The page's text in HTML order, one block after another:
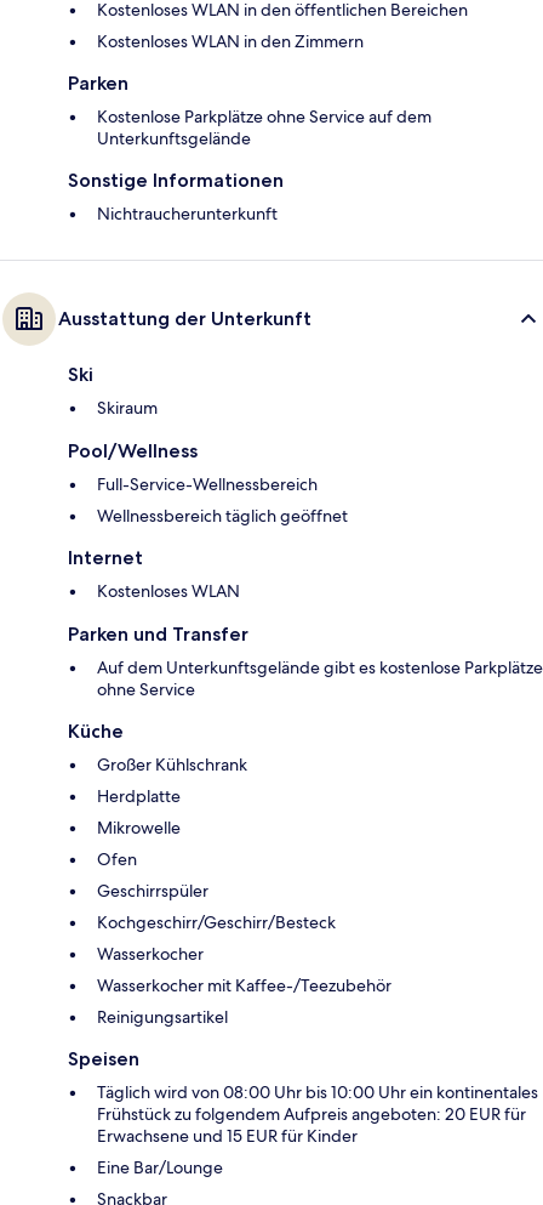
Kostenloses WLAN in den öffentlichen Bereichen
Kostenloses WLAN in den Zimmern
Parken
Kostenlose Parkplätze ohne Service auf dem
Unterkunftsgelände
Sonstige Informationen
Nichtraucherunterkunft
Ausstattung der Unterkunft
Ski
Skiraum
Pool/Wellness
Full-Service-Wellnessbereich
Wellnessbereich täglich geöffnet
Internet
Kostenloses WLAN
Parken und Transfer
Auf dem Unterkunftsgelände gibt es kostenlose Parkplätze
ohne Service
Küche
Großer Kühlschrank
Herdplatte
Mikrowelle
Ofen
Geschirrspüler
Kochgeschirr/Geschirr/Besteck
Wasserkocher
Wasserkocher mit Kaffee-/Teezubehör
Reinigungsartikel
Speisen
Täglich wird von 08:00 Uhr bis 10:00 Uhr ein kontinentales
Frühstück zu folgendem Aufpreis angeboten: 20 EUR für
Erwachsene und 15 EUR für Kinder
Eine Bar/Lounge
Snackbar